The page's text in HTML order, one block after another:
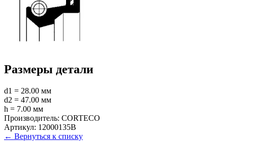
Размеры детали
d1 = 28.00 мм
d2 = 47.00 мм
h = 7.00 мм
Производитель: CORTECO
Артикул: 12000135B
← Вернуться к списку